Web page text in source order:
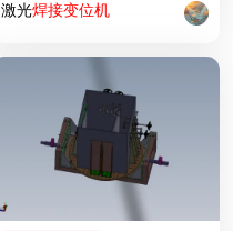
激光焊接变位机